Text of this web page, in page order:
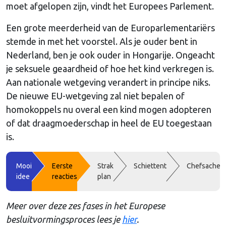
moet afgelopen zijn, vindt het Europees Parlement.
Een grote meerderheid van de Europarlementariërs
stemde in met het voorstel. Als je ouder bent in
Nederland, ben je ook ouder in Hongarije. Ongeacht
je seksuele geaardheid of hoe het kind verkregen is.
Aan nationale wetgeving verandert in principe niks.
De nieuwe EU-wetgeving zal niet bepalen of
homokoppels nu overal een kind mogen adopteren
of dat draagmoederschap in heel de EU toegestaan
is.
Mooi
idee
Eerste
reacties
Strak
plan
Schiettent Chefsache
Meer over deze zes fases in het Europese
besluitvormingsproces lees je hier.